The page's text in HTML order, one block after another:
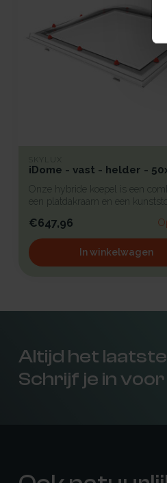
SKYLUX
iDome - vast - helder -
Onze hybride koepel is een
een platdakraam en een
€647,96
In winkelwagen
Altijd het
Schrijf je in